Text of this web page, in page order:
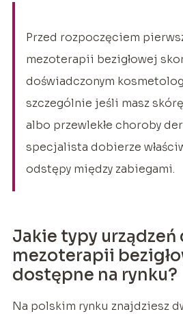
Przed rozpoczęciem
mezoterapii bezigłowej
doświadczonym
szczególnie jeśli masz
albo przewlekłe choroby
specjalista dobierze
odstępy między zabiegami.
Jakie typy urządzeń
mezoterapii
dostępne na rynku?
Na polskim rynku znajdziesz